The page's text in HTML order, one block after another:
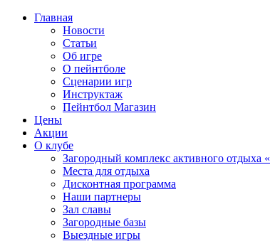
Главная
Новости
Статьи
Об игре
О пейнтболе
Сценарии игр
Инструктаж
Пейнтбол Магазин
Цены
Акции
О клубе
Загородный комплекс активного отдыха
Места для отдыха
Дисконтная программа
Наши партнеры
Зал славы
Загородные базы
Выездные игры